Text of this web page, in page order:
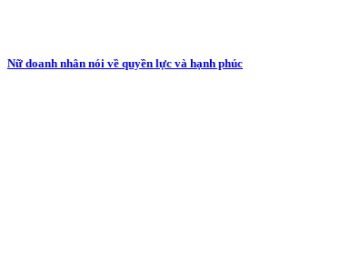
Nữ doanh nhân nói về quyền lực và hạnh phúc